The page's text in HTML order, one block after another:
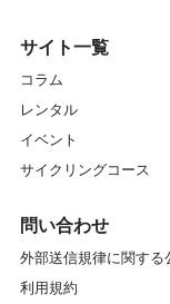
サイト一覧
コラム
レンタル
イベント
サイクリングコース
問い合わせ
外部送信規律に関する
利用規約